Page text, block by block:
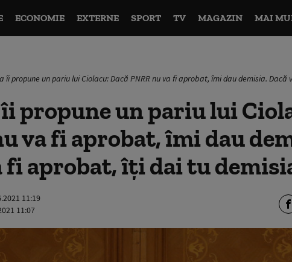
ECONOMIE EXTERNE SPORT TV MAGAZIN MAI
îi propune un pariu lui Ciolacu: Dacă PNRR nu va fi aprobat, îmi dau demisia.
propune un pariu lui
va fi aprobat, îmi dau
fi aprobat, îți dai tu
11:19
11:07